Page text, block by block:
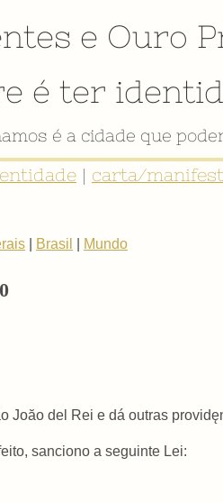
e Ouro
é ter
é a cidade que
| carta/
Brasil Mundo
Joăo del Rei e dá outras
sanciono a seguinte Lei: